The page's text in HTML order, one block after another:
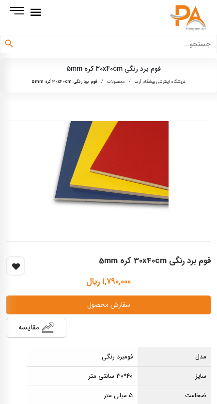
برای:
دکمه جستجو
فوم برد رنگی 30x40cm کره 5mm
فروشگاه اینترنتی پیشگام آرت / محصولات / فوم برد رنگی 30x40cm کره 5mm
فوم برد رنگی 30x40cm کره 5mm
۱,۷۹۰,۰۰۰ ریال
سفارش محصول
مقایسه
مدل
فومبرد رنگی
سایز
۴۰*۳۰ سانتی متر
ضخامت
۵ میلی متر